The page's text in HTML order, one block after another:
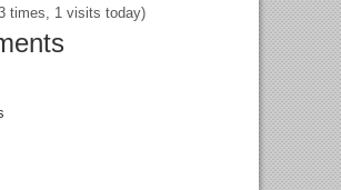
times, 1 visits today)